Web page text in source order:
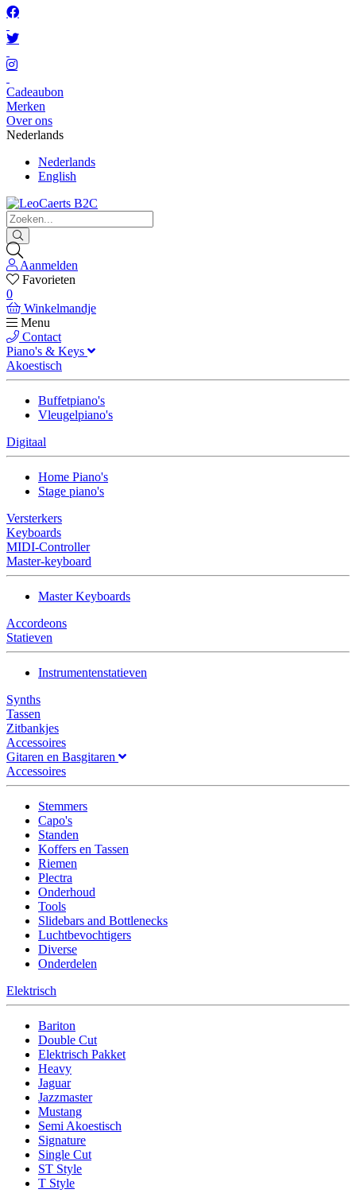
Cadeaubon
Merken
Over ons
Nederlands
Nederlands
English
Aanmelden
Favorieten
0
Winkelmandje
Menu
Contact
Piano's & Keys
Akoestisch
Buffetpiano's
Vleugelpiano's
Digitaal
Home Piano's
Stage piano's
Versterkers
Keyboards
MIDI-Controller
Master-keyboard
Master Keyboards
Accordeons
Statieven
Instrumentenstatieven
Synths
Tassen
Zitbankjes
Accessoires
Gitaren en Basgitaren
Accessoires
Stemmers
Capo's
Standen
Koffers en Tassen
Riemen
Plectra
Onderhoud
Tools
Slidebars and Bottlenecks
Luchtbevochtigers
Diverse
Onderdelen
Elektrisch
Bariton
Double Cut
Elektrisch Pakket
Heavy
Jaguar
Jazzmaster
Mustang
Semi Akoestisch
Signature
Single Cut
ST Style
T Style